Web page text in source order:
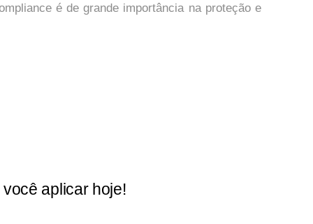
é de grande importância na proteção e
aplicar hoje!